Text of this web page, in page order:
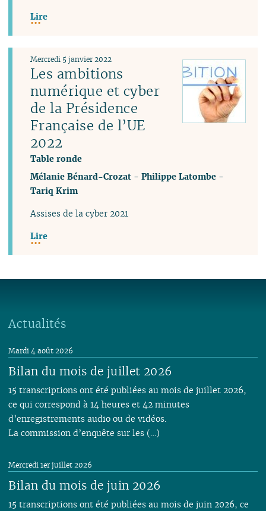
Lire
Les ambitions
numérique et cyber
de la Présidence
Française de l’UE
2022
Table ronde
Mercredi 5 janvier 2022
Mélanie Bénard-Crozat -Philippe Latombe -
Tariq Krim
Assises de la cyber 2021
Lire
Actualités
Bilan du mois de juillet 2026
Mardi 4 août 2026
15 transcriptions ont été publiées au mois de juillet 2026,
ce qui correspond à 14 heures et 42 minutes
d’enregistrements audio ou de vidéos.
La commission d’enquête sur les (…)
Bilan du mois de juin 2026
Mercredi 1er juillet 2026
15 transcriptions ont été publiées au mois de juin 2026, ce